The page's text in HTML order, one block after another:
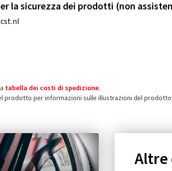
la sicurezza dei prodotti (non
tabella dei costi di spedizione.
prodotto per informazioni sulle illustrazioni del prodotto.
Altre